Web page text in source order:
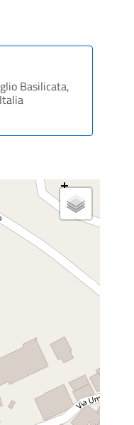
Basilicata,